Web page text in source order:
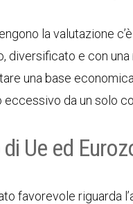
la valutazione
diversificato e con
una base
da un solo
Ue ed
favorevole riguarda